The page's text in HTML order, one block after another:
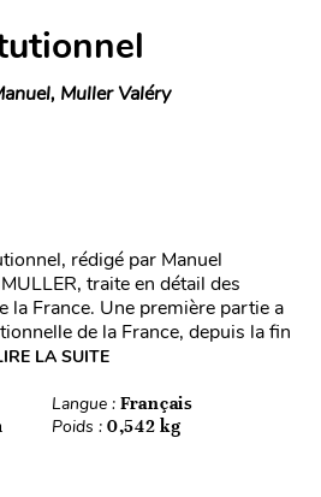
Muller Valéry
rédigé par Manuel
traite en détail des
la France. Une première partie a
de la France, depuis la fin
LA SUITE
Langue : Français
Poids : 0,542 kg